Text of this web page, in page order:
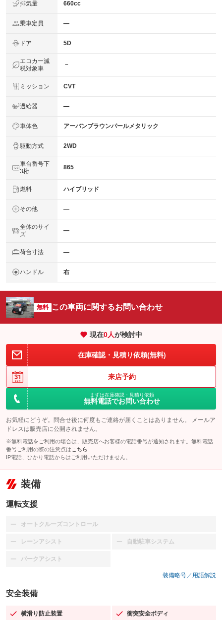
排気量 660cc
乗車定員 ―
ドア 5D
エコカー減
税対象車
－
ミッション CVT
過給器 ―
車体色 アーバンブラウンパールメタリック
駆動方式 2WD
車台番号下
3桁
865
燃料 ハイブリッド
その他 ―
全体のサイ
ズ
―
荷台寸法 ―
ハンドル 右
無料 この車両に関するお問い合わせ
現在0人が検討中
在庫確認・見積り依頼(無料)
来店予約
まずは在庫確認・見積り依頼
無料電話でお問い合わせ
お気軽にどうぞ。問合せ後に何度もご連絡が届くことはありません。 メールア
ドレスは販売店に公開されません。
※無料電話をご利用の場合は、販売店へお客様の電話番号が通知されます。無料電話
番号ご利用の際の注意点は こちら
IP電話、ひかり電話からはご利用いただけません。
装備
運転支援
オートクルーズコントロール
：装備なし
レーンアシスト
：装備なし 自動駐車システム
：装備なし
パークアシスト
：装備なし
装備略号／用語解説
安全装備
横滑り防止装置
：装備あり 衝突安全ボディ
：装備あり